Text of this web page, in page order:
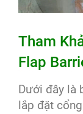
Tham
Flap
Dưới đây là
lắp đặt